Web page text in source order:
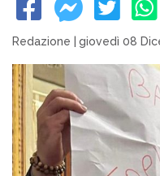
Redazione giovedì 08